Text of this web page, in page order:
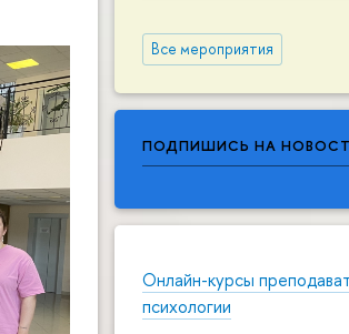
Все мероприятия
ПОДПИШИСЬ НА
Онлайн-курсы
психологии